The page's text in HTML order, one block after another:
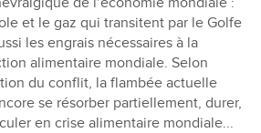
et le gaz qui transitent par le Golfe
les engrais nécessaires à la
alimentaire mondiale. Selon
du conflit, la flambée actuelle
se résorber partiellement, durer,
en crise alimentaire mondiale...